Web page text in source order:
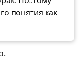
понятия как